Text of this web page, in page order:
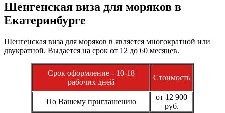
Шенгенская виза для моряков в
Екатеринбурге
Шенгенская виза для моряков в является многократной или
двукратной. Выдается на срок от 12 до 60 месяцев.
Срок оформление - 10-18
рабочих дней
Стоимость
По Вашему приглашению
от 12 900
руб.